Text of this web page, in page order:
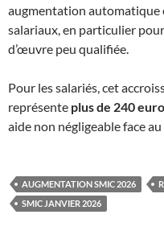
augmentation automatique
salariaux, en particulier
d’œuvre peu qualifiée.​
Pour les salariés, cet
représente plus de 240
aide non négligeable face
AUGMENTATION SMIC 2026
SMIC JANVIER 2026